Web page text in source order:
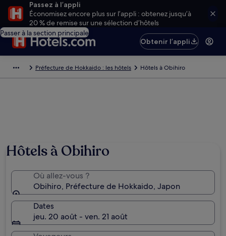
Passez à l’appli
Économisez encore plus sur l’appli : obtenez jusqu’à
20 % de remise sur une sélection d’hôtels
Passer à la section principale
Obtenir l’appli
Préfecture de Hokkaido : les hôtels Hôtels à Obihiro
Hôtels à Obihiro
Où allez-vous ?
Obihiro, Préfecture de Hokkaido, Japon
Dates
jeu. 20 août - ven. 21 août